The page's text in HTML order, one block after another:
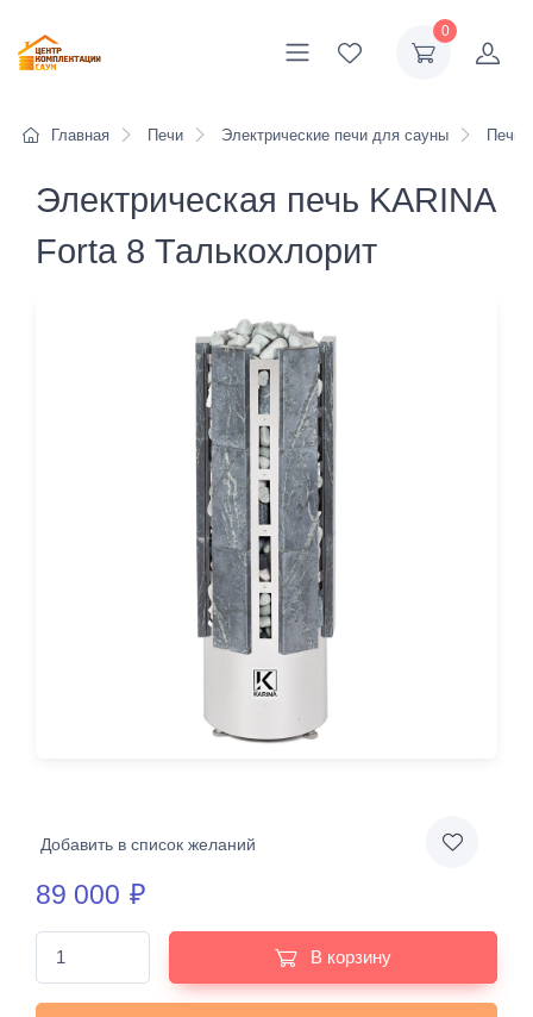
0
Главная Печи Электрические печи для сауны Печи
Электрическая печь KARINA
Forta 8 Талькохлорит
Добавить в список желаний
89 000 ₽
В корзину